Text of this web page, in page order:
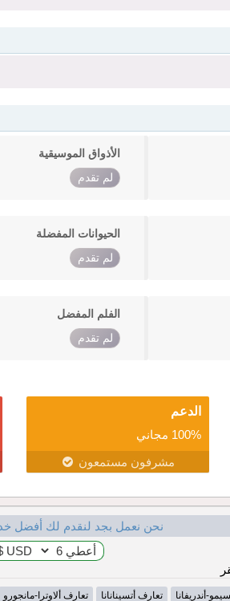
الأذواق الموسيقية
لم تقدم
الحيوانات المفضلة
لم تقدم
الفلم المفضل
لم تقدم
الدعم
100% مجاني
مشرفون مستمعون
نحن نعمل بجد لنقدم لك أفضل
أندريفانا تعارف أتسينانانا تعارف ألاوترا-مانجورو